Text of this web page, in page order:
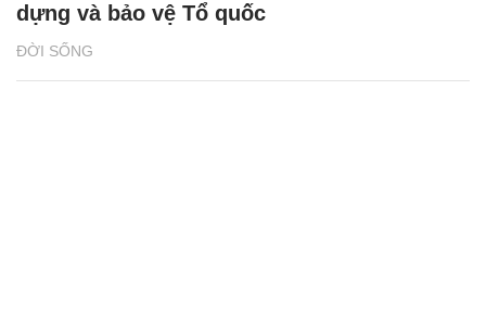
ĐỜI SỐNG
dựng và bảo vệ Tổ quốc